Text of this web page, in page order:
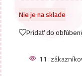
Nie je na sklade
Pridať do
11